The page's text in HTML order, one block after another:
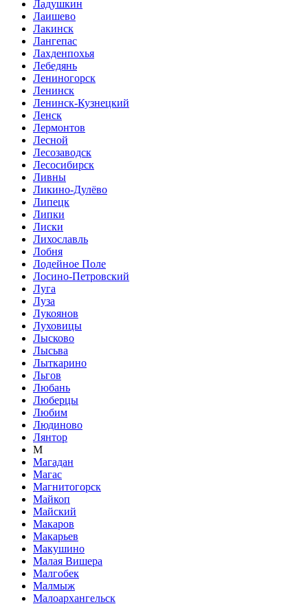
Ладушкин
Лаишево
Лакинск
Лангепас
Лахденпохья
Лебедянь
Лениногорск
Ленинск
Ленинск-Кузнецкий
Ленск
Лермонтов
Лесной
Лесозаводск
Лесосибирск
Ливны
Ликино-Дулёво
Липецк
Липки
Лиски
Лихославль
Лобня
Лодейное Поле
Лосино-Петровский
Луга
Луза
Лукоянов
Луховицы
Лысково
Лысьва
Лыткарино
Льгов
Любань
Люберцы
Любим
Людиново
Лянтор
М
Магадан
Магас
Магнитогорск
Майкоп
Майский
Макаров
Макарьев
Макушино
Малая Вишера
Малгобек
Малмыж
Малоархангельск